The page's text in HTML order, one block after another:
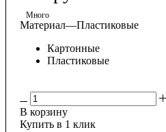
Много
Материал—Пластиковые
Картонные
Пластиковые
В корзину
Купить в 1 клик